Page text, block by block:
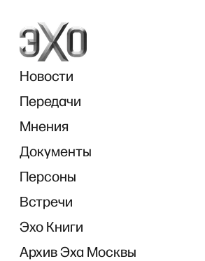
Новости
Передачи
Мнения
Документы
Персоны
Встречи
Эхо Книги
Архив Эха Москвы